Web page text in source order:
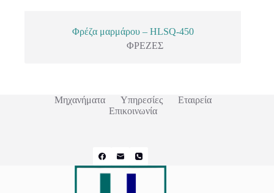
Φρέζα μαρμάρου – HLSQ-450
ΦΡΕΖΕΣ
Μηχανήματα Υπηρεσίες
Εταιρεία
Επικοινωνία